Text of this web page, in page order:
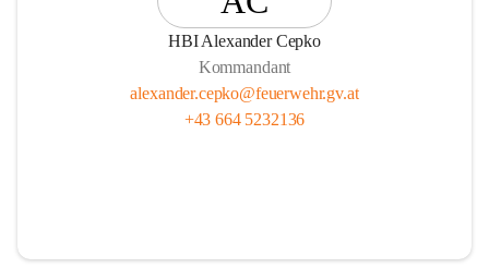
HBI Alexander Cepko
Kommandant
alexander.cepko@feuerwehr.gv.at
+43 664 5232136